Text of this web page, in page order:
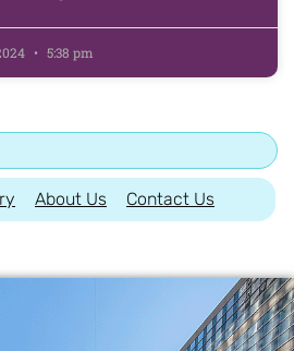
5:38 pm
About Us Contact Us